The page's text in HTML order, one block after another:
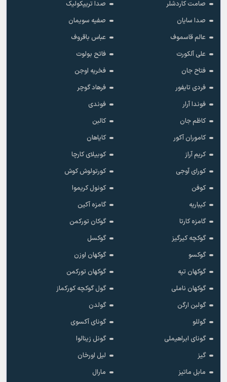
سیمگه
سینان آکچیل
سینان ججلی اورکستراسی
شبنم تووزلو
شرگی
شفا حسینوا
صامت کاردشلر
صدا تریپکولیک
صدا سایان
صفیه سویمان
عالم قاسموف
عباس باقروف
علی آلکورت
فاتح بولوت
فتاح جان
فخریه اوجن
فردی تایفور
فرهاد گوچر
فوندا آرار
فوندی
کاظم جان
کالبن
کاموران آکور
کایاهان
کریم آراز
کوبیلای کارچا
کورای آوجی
کورتولوش کوش
کوفن
کونول کریموا
کیباریه
گامزه آکین
گامزه کارتا
گوکان تورکمن
گوکچه کیرگیز
گوکسل
گوکسو
گوکهان اوزن
گوکهان تپه
گوکهان تورکمن
گوکهان ناملی
گول گوکچه کورکماز
گولبن ارگن
گولدن
گوللو
گونای آکسوی